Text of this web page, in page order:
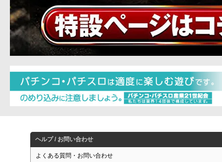
ヘルプ / お問い合わせ
よくある質問・お問い合わせ